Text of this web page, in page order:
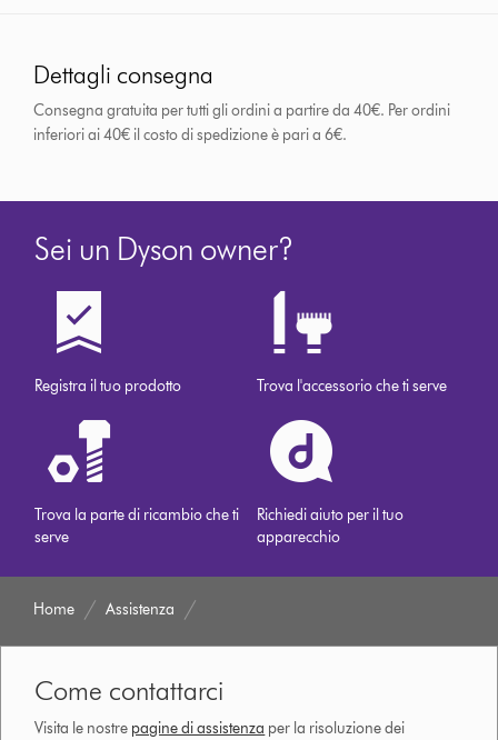
Dettagli consegna
Consegna gratuita per tutti gli ordini a partire da 40€. Per ordini
inferiori ai 40€ il costo di spedizione è pari a 6€.
Sei un Dyson owner?
Registra il tuo prodotto Trova l'accessorio che ti serve
Trova la parte di ricambio che ti
serve
Richiedi aiuto per il tuo
apparecchio
Home Assistenza
Come contattarci
Visita le nostre pagine di assistenza per la risoluzione dei